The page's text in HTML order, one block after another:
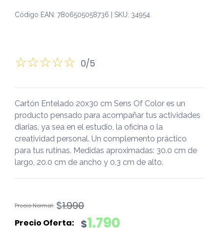
Código EAN: 7806505058736 | SKU: 34954
0/5
Cartón Entelado 20x30 cm Sens Of Color es un
producto pensado para acompañar tus actividades
diarias, ya sea en el estudio, la oficina o la
creatividad personal. Un complemento práctico
para tus rutinas. Medidas aproximadas: 30.0 cm de
largo, 20.0 cm de ancho y 0.3 cm de alto.
$1.990
El
$1.790
El